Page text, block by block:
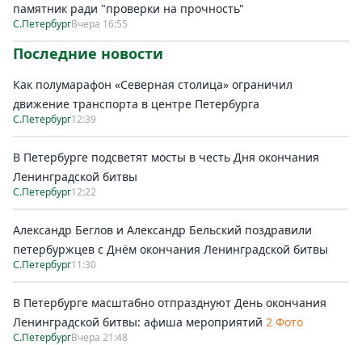
памятник ради "проверки на прочность"
С.ПетербургВчера 16:55
Последние новости
Как полумарафон «Северная столица» ограничил
движение транспорта в центре Петербурга
С.Петербург12:39
В Петербурге подсветят мосты в честь Дня окончания
Ленинградской битвы
С.Петербург12:22
Александр Беглов и Александр Бельский поздравили
петербуржцев с Днём окончания Ленинградской битвы
С.Петербург11:30
В Петербурге масштабно отпразднуют День окончания
Ленинградской битвы: афиша мероприятий 2 Фото
С.ПетербургВчера 21:48